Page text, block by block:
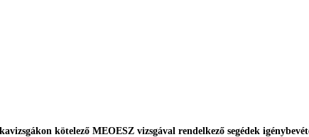
kötelező MEOESZ vizsgával rendelkező segédek